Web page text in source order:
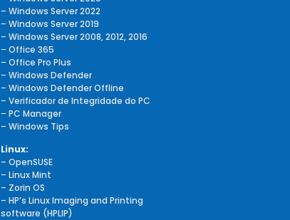
–Windows Server 2022
–Windows Server 2019
– Windows Server 2008, 2012, 2016
–Office 365
–Office Pro Plus
–Windows Defender
–Windows Defender Offline
–Verificador de Integridade do PC
–PC Manager
– Windows Tips
Linux:
– OpenSUSE
–Linux Mint
– Zorin OS
– HP’s Linux Imaging and Printing
software (HPLIP)